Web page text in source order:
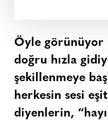
Öyle görünüyor
doğru hızla
şekillenmeye
herkesin sesi
diyenlerin,